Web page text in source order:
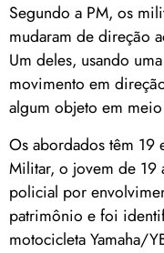
Segundo a PM, os
mudaram de direção
Um deles, usando
movimento em
algum objeto em
Os abordados têm 19
Militar, o jovem de 19
policial por
patrimônio e foi
motocicleta Yamaha/